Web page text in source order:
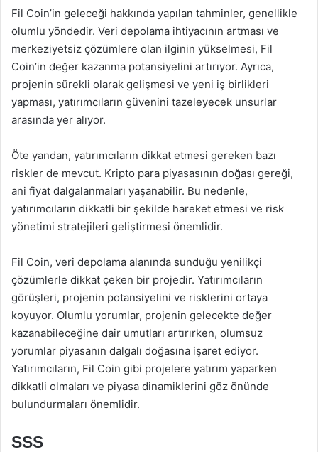
Fil Coin’in geleceği hakkında yapılan tahminler, genellikle
olumlu yöndedir. Veri depolama ihtiyacının artması ve
merkeziyetsiz çözümlere olan ilginin yükselmesi, Fil
Coin’in değer kazanma potansiyelini artırıyor. Ayrıca,
projenin sürekli olarak gelişmesi ve yeni iş birlikleri
yapması, yatırımcıların güvenini tazeleyecek unsurlar
arasında yer alıyor.
Öte yandan, yatırımcıların dikkat etmesi gereken bazı
riskler de mevcut. Kripto para piyasasının doğası gereği,
ani fiyat dalgalanmaları yaşanabilir. Bu nedenle,
yatırımcıların dikkatli bir şekilde hareket etmesi ve risk
yönetimi stratejileri geliştirmesi önemlidir.
Fil Coin, veri depolama alanında sunduğu yenilikçi
çözümlerle dikkat çeken bir projedir. Yatırımcıların
görüşleri, projenin potansiyelini ve risklerini ortaya
koyuyor. Olumlu yorumlar, projenin gelecekte değer
kazanabileceğine dair umutları artırırken, olumsuz
yorumlar piyasanın dalgalı doğasına işaret ediyor.
Yatırımcıların, Fil Coin gibi projelere yatırım yaparken
dikkatli olmaları ve piyasa dinamiklerini göz önünde
bulundurmaları önemlidir.
SSS